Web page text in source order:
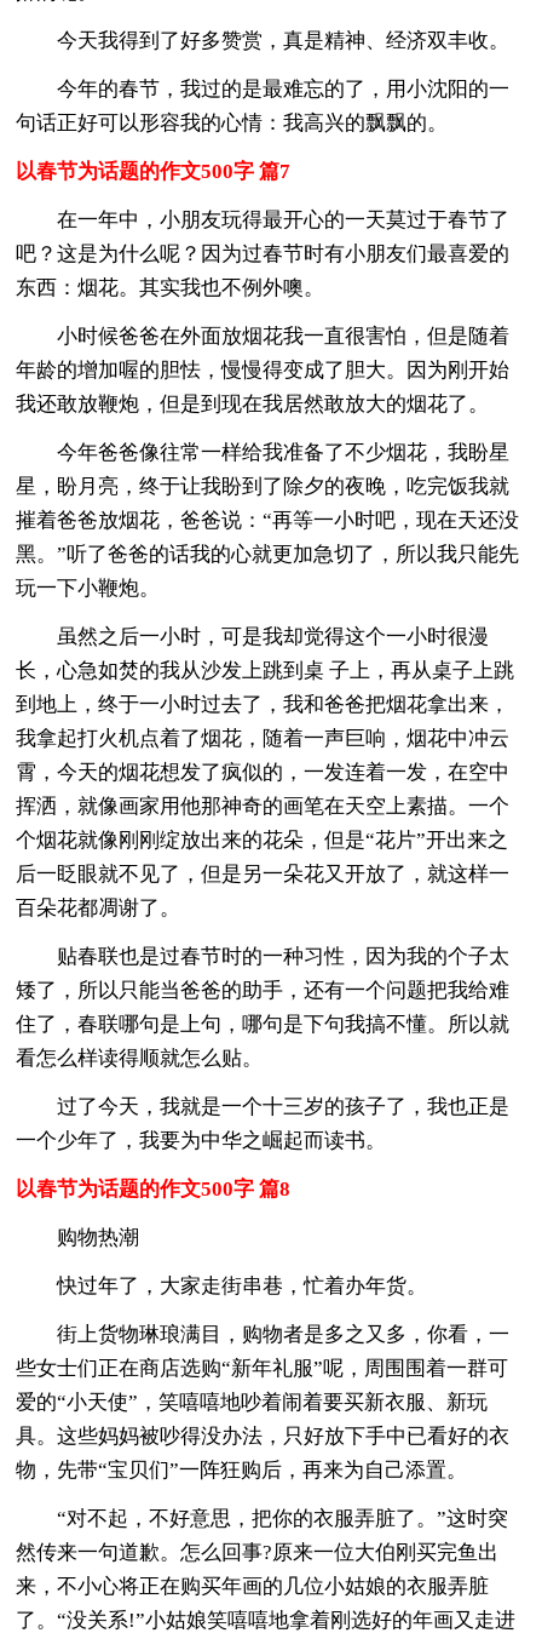
今天我得到了好多赞赏，真是精神、经济双丰收。
今年的春节，我过的是最难忘的了，用小沈阳的一
句话正好可以形容我的心情：我高兴的飘飘的。
以春节为话题的作文500字 篇7
在一年中，小朋友玩得最开心的一天莫过于春节了
吧？这是为什么呢？因为过春节时有小朋友们最喜爱的
东西：烟花。其实我也不例外噢。
小时候爸爸在外面放烟花我一直很害怕，但是随着
年龄的增加喔的胆怯，慢慢得变成了胆大。因为刚开始
我还敢放鞭炮，但是到现在我居然敢放大的烟花了。
今年爸爸像往常一样给我准备了不少烟花，我盼星
星，盼月亮，终于让我盼到了除夕的夜晚，吃完饭我就
摧着爸爸放烟花，爸爸说：“再等一小时吧，现在天还没
黑。”听了爸爸的话我的心就更加急切了，所以我只能先
玩一下小鞭炮。
虽然之后一小时，可是我却觉得这个一小时很漫
长，心急如焚的我从沙发上跳到桌 子上，再从桌子上跳
到地上，终于一小时过去了，我和爸爸把烟花拿出来，
我拿起打火机点着了烟花，随着一声巨响，烟花中冲云
霄，今天的烟花想发了疯似的，一发连着一发，在空中
挥洒，就像画家用他那神奇的画笔在天空上素描。一个
个烟花就像刚刚绽放出来的花朵，但是“花片”开出来之
后一眨眼就不见了，但是另一朵花又开放了，就这样一
百朵花都凋谢了。
贴春联也是过春节时的一种习性，因为我的个子太
矮了，所以只能当爸爸的助手，还有一个问题把我给难
住了，春联哪句是上句，哪句是下句我搞不懂。所以就
看怎么样读得顺就怎么贴。
过了今天，我就是一个十三岁的孩子了，我也正是
一个少年了，我要为中华之崛起而读书。
以春节为话题的作文500字 篇8
购物热潮
快过年了，大家走街串巷，忙着办年货。
街上货物琳琅满目，购物者是多之又多，你看，一
些女士们正在商店选购“新年礼服”呢，周围围着一群可
爱的“小天使”，笑嘻嘻地吵着闹着要买新衣服、新玩
具。这些妈妈被吵得没办法，只好放下手中已看好的衣
物，先带“宝贝们”一阵狂购后，再来为自己添置。
“对不起，不好意思，把你的衣服弄脏了。”这时突
然传来一句道歉。怎么回事?原来一位大伯刚买完鱼出
来，不小心将正在购买年画的几位小姑娘的衣服弄脏
了。“没关系!”小姑娘笑嘻嘻地拿着刚选好的年画又走进